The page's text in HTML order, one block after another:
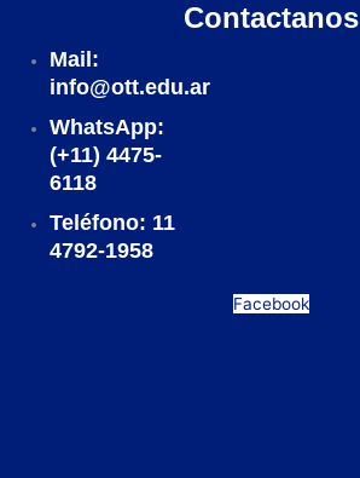
Contactanos
Mail:
info@ott.edu.ar
WhatsApp:
(+11) 4475-
6118
Teléfono: 11
4792-1958
Facebook